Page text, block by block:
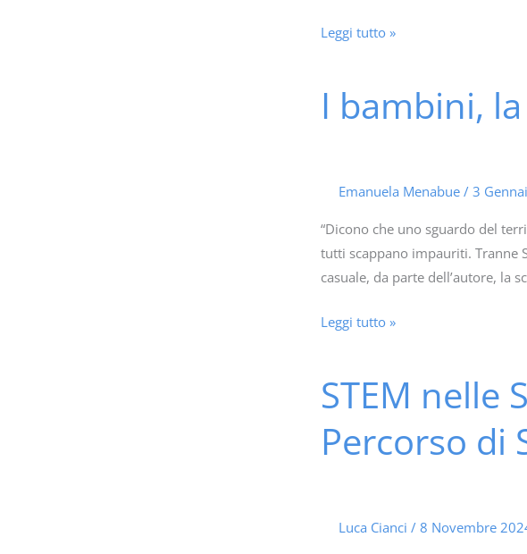
Leggi tutto »
I bambini,
Emanuela Menabue / 3
“Dicono che uno sguardo del
tutti scappano impauriti. Tranne
casuale, da parte dell’autore, la
bambini,
e
Cane
Nero
Leggi tutto »
STEM nelle
Percorso di
Luca Cianci / 8 Novembre
STEM
nelle
Scuole
dell’Infanzia